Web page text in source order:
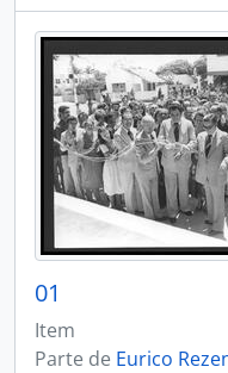
01
Item
Parte de Eurico